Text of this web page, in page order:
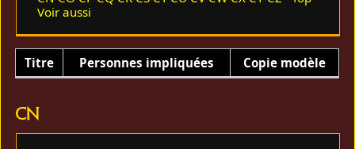
Voir aussi
Titre Personnes impliquées Copie modèle
CN